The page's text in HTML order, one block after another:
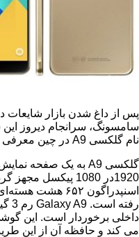
شدن بازار شایعات درباره
سرانجام دیروز این شرکت
A9در چین معرفی نمود.
A9به یک صفحه نمایش 6 اینچی
1920در 1080 پیکسل مجهز
Galaxy A9
است. این گوشی از
از این طریق تا 128 گیگابایت قابل ارتقا است.